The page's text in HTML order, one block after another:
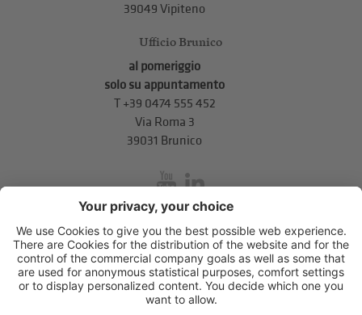
39049 Vipiteno
Ufficio Brunico
al pomeriggio
solo su appuntamento
T+39 0474 555 452
Via Roma 3
39031 Brunico
inService
Via di Mezzo ai Piani 5 ,39100 Bolzano.T+39 0471 310 311.
info@unione-bz.it
Impressum
Privacy